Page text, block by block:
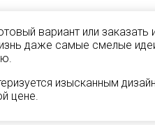
вариант или заказать
даже самые смелые
изысканным
цене.